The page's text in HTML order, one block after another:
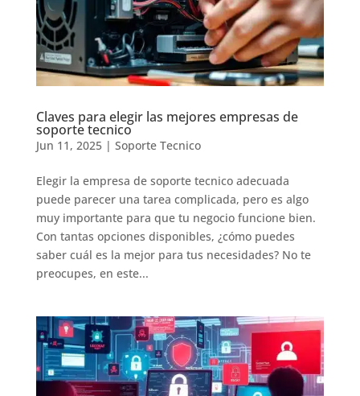
Claves para elegir las mejores empresas de
soporte tecnico
Jun 11, 2025| Soporte Tecnico
Elegir la empresa de soporte tecnico adecuada
puede parecer una tarea complicada, pero es algo
muy importante para que tu negocio funcione bien.
Con tantas opciones disponibles, ¿cómo puedes
saber cuál es la mejor para tus necesidades? No te
preocupes, en este...